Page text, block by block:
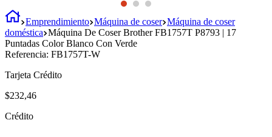
Emprendimiento Máquina de coser Máquina de coser
doméstica Máquina De Coser Brother FB1757T P8793 | 17
Puntadas Color Blanco Con Verde
Referencia: FB1757T-W
Tarjeta Crédito
$232,46
Crédito